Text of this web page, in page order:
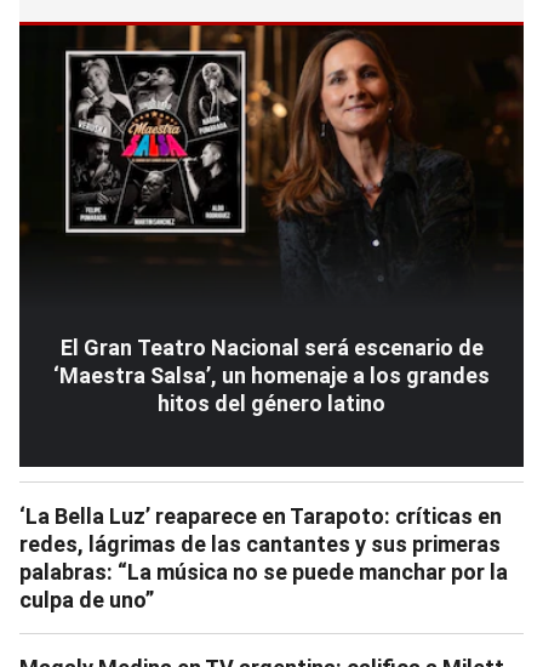
El Gran Teatro Nacional será escenario de
‘Maestra Salsa’, un homenaje a los grandes
hitos del género latino
‘La Bella Luz’ reaparece en Tarapoto: críticas en
redes, lágrimas de las cantantes y sus primeras
palabras: “La música no se puede manchar por la
culpa de uno”